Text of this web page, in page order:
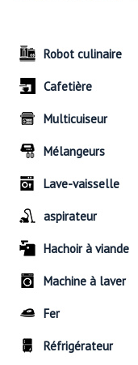
Robot culinaire
Cafetière
Multicuiseur
Mélangeurs
Lave-vaisselle
aspirateur
Hachoir à viande
Machine à laver
Fer
Réfrigérateur